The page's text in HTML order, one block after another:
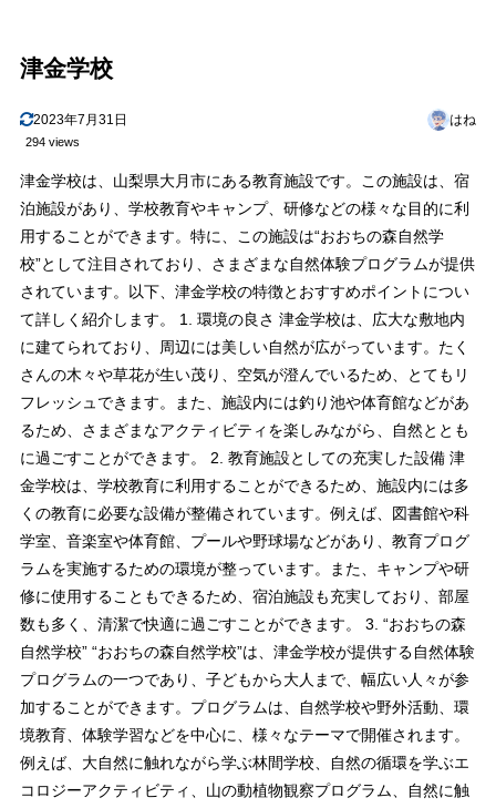
津金学校
2023年7月31日 はね
294 views
津金学校は、山梨県大月市にある教育施設です。この施設は、宿
泊施設があり、学校教育やキャンプ、研修などの様々な目的に利
用することができます。特に、この施設は“おおちの森自然学
校”として注目されており、さまざまな自然体験プログラムが提供
されています。以下、津金学校の特徴とおすすめポイントについ
て詳しく紹介します。 1. 環境の良さ 津金学校は、広大な敷地内
に建てられており、周辺には美しい自然が広がっています。たく
さんの木々や草花が生い茂り、空気が澄んでいるため、とてもリ
フレッシュできます。また、施設内には釣り池や体育館などがあ
るため、さまざまなアクティビティを楽しみながら、自然ととも
に過ごすことができます。 2. 教育施設としての充実した設備 津
金学校は、学校教育に利用することができるため、施設内には多
くの教育に必要な設備が整備されています。例えば、図書館や科
学室、音楽室や体育館、プールや野球場などがあり、教育プログ
ラムを実施するための環境が整っています。また、キャンプや研
修に使用することもできるため、宿泊施設も充実しており、部屋
数も多く、清潔で快適に過ごすことができます。 3. “おおちの森
自然学校” “おおちの森自然学校”は、津金学校が提供する自然体験
プログラムの一つであり、子どもから大人まで、幅広い人々が参
加することができます。プログラムは、自然学校や野外活動、環
境教育、体験学習などを中心に、様々なテーマで開催されます。
例えば、大自然に触れながら学ぶ林間学校、自然の循環を学ぶエ
コロジーアクティビティ、山の動植物観察プログラム、自然に触